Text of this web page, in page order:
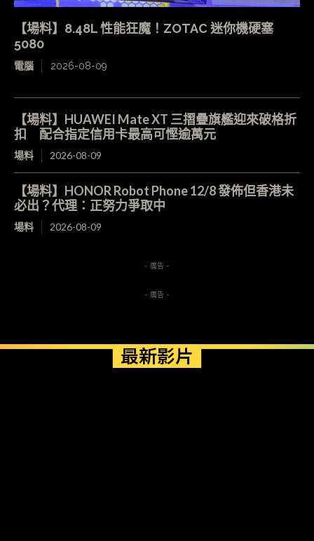
【場料】8.48L 性能狂魔！ZOTAC 迷你機硬塞
5080
電腦 2026-08-09
【場料】HUAWEI Mate XT 三摺疊旗艦迎來破格折
扣 配合指定信用卡最高可慳逾萬元
場料 2026-08-09
【場料】HONOR Robot Phone 12/8 發佈但香港未
必出？代理：正努力爭取中
場料 2026-08-09
- 廣告 -
- 廣告 -
最新影片